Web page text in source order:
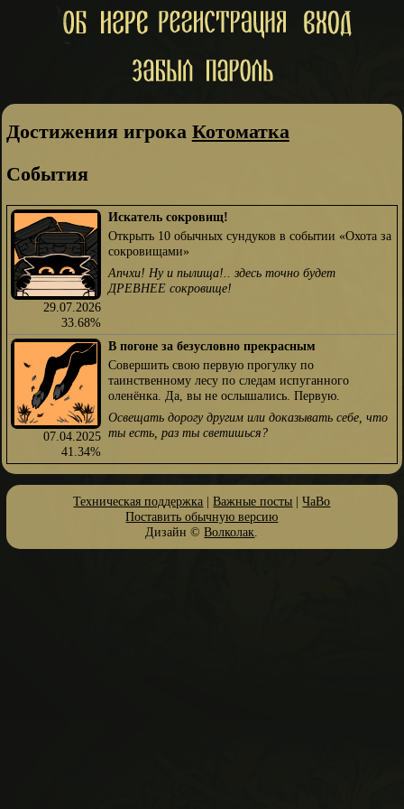
Достижения игрока Котоматка
События
29.07.2026
33.68%
Искатель сокровищ!
Открыть 10 обычных сундуков в событии «Охота за
сокровищами»
Апчхи! Ну и пылища!.. здесь точно будет
ДРЕВНЕЕ сокровище!
07.04.2025
41.34%
В погоне за безусловно прекрасным
Совершить свою первую прогулку по
таинственному лесу по следам испуганного
оленёнка. Да, вы не ослышались. Первую.
Освещать дорогу другим или доказывать себе, что
ты есть, раз ты светишься?
Техническая поддержка |Важные посты |ЧаВо
Поставить обычную версию
Дизайн ©Волколак